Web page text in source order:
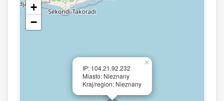
IP: 104.21.92.232
Miasto: Nieznany
Kraj/region: Nieznany
×
+
−